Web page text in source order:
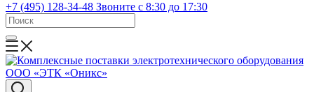
+7 (495) 128-34-48 Звоните с 8:30 до 17:30